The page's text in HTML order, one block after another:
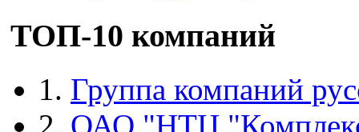
ТОП-10 компаний
1. Группа компаний
2. ОАО "НТЦ